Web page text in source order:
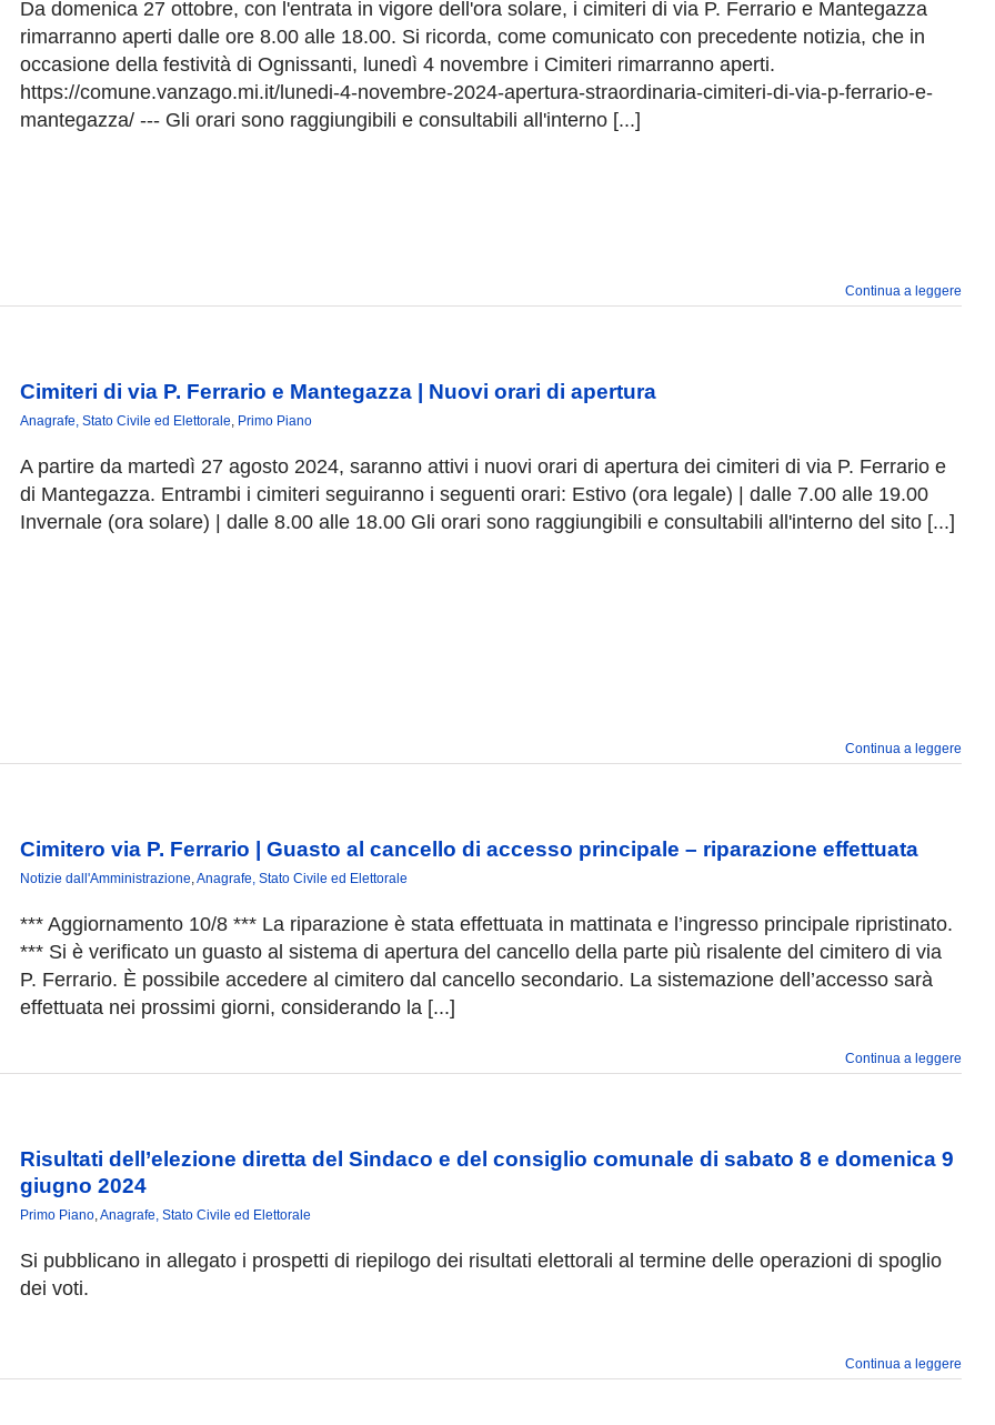
Da domenica 27 ottobre, con l'entrata in vigore dell'ora solare, i cimiteri di via P. Ferrario e Mantegazza
rimarranno aperti dalle ore 8.00 alle 18.00. Si ricorda, come comunicato con precedente notizia, che in
occasione della festività di Ognissanti, lunedì 4 novembre i Cimiteri rimarranno aperti.
https://comune.vanzago.mi.it/lunedi-4-novembre-2024-apertura-straordinaria-cimiteri-di-via-p-ferrario-e-
mantegazza/ --- Gli orari sono raggiungibili e consultabili all'interno [...]
Continua a leggere
Cimiteri di via P. Ferrario e Mantegazza | Nuovi orari di apertura
Anagrafe, Stato Civile ed Elettorale Primo Piano
A partire da martedì 27 agosto 2024, saranno attivi i nuovi orari di apertura dei cimiteri di via P. Ferrario e
di Mantegazza. Entrambi i cimiteri seguiranno i seguenti orari: Estivo (ora legale) | dalle 7.00 alle 19.00
Invernale (ora solare) | dalle 8.00 alle 18.00 Gli orari sono raggiungibili e consultabili all'interno del sito [...]
Continua a leggere
Cimitero via P. Ferrario | Guasto al cancello di accesso principale – riparazione effettuata
Notizie dall'Amministrazione Anagrafe, Stato Civile ed Elettorale
*** Aggiornamento 10/8 *** La riparazione è stata effettuata in mattinata e l’ingresso principale ripristinato.
*** Si è verificato un guasto al sistema di apertura del cancello della parte più risalente del cimitero di via
P. Ferrario. È possibile accedere al cimitero dal cancello secondario. La sistemazione dell’accesso sarà
effettuata nei prossimi giorni, considerando la [...]
Continua a leggere
Risultati dell’elezione diretta del Sindaco e del consiglio comunale di sabato 8 e domenica 9
giugno 2024
Primo Piano Anagrafe, Stato Civile ed Elettorale
Si pubblicano in allegato i prospetti di riepilogo dei risultati elettorali al termine delle operazioni di spoglio
dei voti.
Continua a leggere